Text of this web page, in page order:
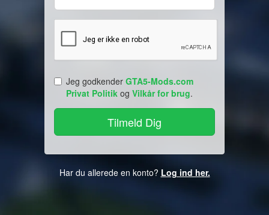
Jeg godkender GTA5-Mods.com
Privat Politik og Vilkår for brug.
Har du allerede en konto? Log ind her.